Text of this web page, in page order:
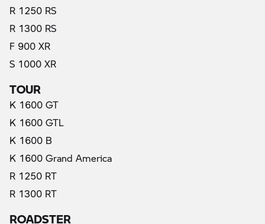
R 1250 RS
R 1300 RS
F 900 XR
S 1000 XR
TOUR
K 1600 GT
K 1600 GTL
K 1600 B
K 1600 Grand America
R 1250 RT
R 1300 RT
ROADSTER